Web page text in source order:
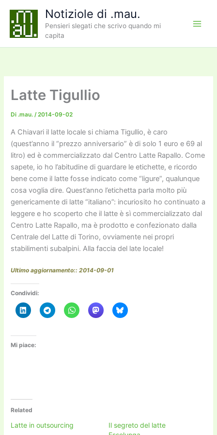
contenuto
Notiziole di .mau.
Pensieri slegati che scrivo quando mi
capita
Latte Tigullio
Di .mau./2014-09-02
A Chiavari il latte locale si chiama Tigullio, è caro
(quest’anno il “prezzo anniversario” è di solo 1 euro e 69 al
litro) ed è commercializzato dal Centro Latte Rapallo. Come
sapete, io ho l’abitudine di guardare le etichette, e ricordo
bene come il latte fosse indicato come “ligure”, qualunque
cosa voglia dire. Quest’anno l’etichetta parla molto più
genericamente di latte “italiano”: incuriosito ho continuato a
leggere e ho scoperto che il latte è sì commercializzato dal
Centro Latte Rapallo, ma è prodotto e confezionato dalla
Centrale del Latte di Torino, ovviamente nei propri
stabilimenti subalpini. Alla faccia del late locale!
Ultimo aggiornamento:: 2014-09-01
Condividi:
Mi piace:
Related
Latte in outsourcing
Il segreto del latte